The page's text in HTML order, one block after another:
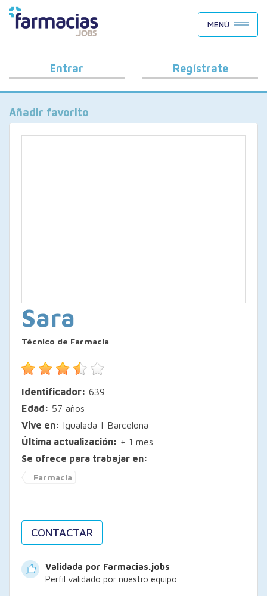
BUSCAR CANDIDATOS
OFERTAS DE EMPLEO
COMO FUNCIONA
PORQUÉ FARMACIAS.JOBS
BLOG
MENÚ
Entrar Regístrate
Añadir favorito
Sara
Técnico de Farmacia
Identificador: 639
Edad: 57 años
Vive en: Igualada | Barcelona
Última actualización: + 1 mes
Se ofrece para trabajar en:
Farmacia
CONTACTAR
Validada por Farmacias.jobs
Perfil validado por nuestro equipo